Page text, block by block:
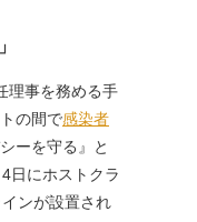
理事を務める手
の間で感染者
ーを守る』と
日にホストクラ
ンが設置され